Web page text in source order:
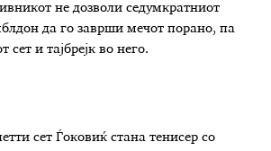
не дозволи седумкратниот
да го заврши мечот порано, па
сет и тајбрејк во него.
сет Ѓоковиќ стана тенисер со